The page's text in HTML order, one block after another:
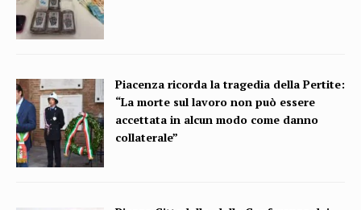
Piacenza ricorda la tragedia della Pertite:
“La morte sul lavoro non può essere
accettata in alcun modo come danno
collaterale”